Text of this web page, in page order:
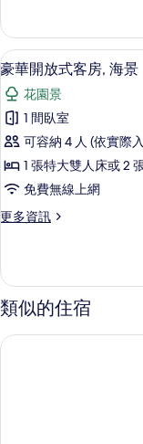
有
相
片
三
人
房
詳
情
顯
示
豪
華
開
放
式
客
海
景
的
所
10
豪華開放式客房, 海景
花園景
1 間臥室
可容納 4 人 (依實際
1 張特大雙人床或 2
免費無線上網
更多資訊
更
開
放
式
房,
類似的住宿
坎朗海軍飯店